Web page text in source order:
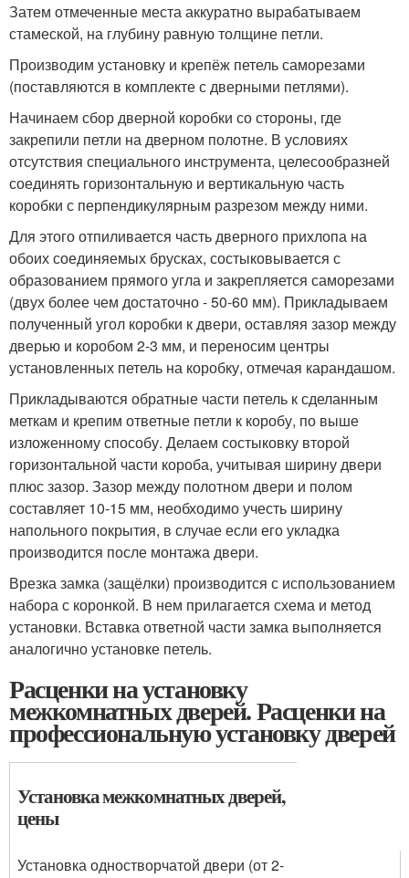
Затем отмеченные места аккуратно вырабатываем
стамеской, на глубину равную толщине петли.
Производим установку и крепёж петель саморезами
(поставляются в комплекте с дверными петлями).
Начинаем сбор дверной коробки со стороны, где
закрепили петли на дверном полотне. В условиях
отсутствия специального инструмента, целесообразней
соединять горизонтальную и вертикальную часть
коробки с перпендикулярным разрезом между ними.
Для этого отпиливается часть дверного прихлопа на
обоих соединяемых брусках, состыковывается с
образованием прямого угла и закрепляется саморезами
(двух более чем достаточно - 50-60 мм). Прикладываем
полученный угол коробки к двери, оставляя зазор между
дверью и коробом 2-3 мм, и переносим центры
установленных петель на коробку, отмечая карандашом.
Прикладываются обратные части петель к сделанным
меткам и крепим ответные петли к коробу, по выше
изложенному способу. Делаем состыковку второй
горизонтальной части короба, учитывая ширину двери
плюс зазор. Зазор между полотном двери и полом
составляет 10-15 мм, необходимо учесть ширину
напольного покрытия, в случае если его укладка
производится после монтажа двери.
Врезка замка (защёлки) производится с использованием
набора с коронкой. В нем прилагается схема и метод
установки. Вставка ответной части замка выполняется
аналогично установке петель.
Расценки на установку
межкомнатных дверей. Расценки на
профессиональную установку дверей
Установка межкомнатных дверей,
цены
Установка одностворчатой двери (от 2-